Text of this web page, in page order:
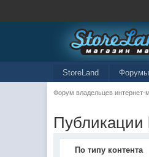
StoreLand Форумы
Форум владельцев интернет-
Публикации
По типу контента